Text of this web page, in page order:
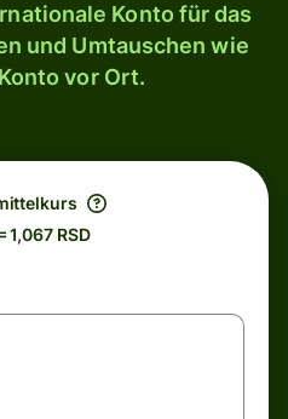
Konto für das
und Umtauschen wie
vor Ort.
1,067 RSD